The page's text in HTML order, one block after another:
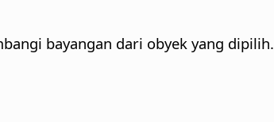
bayangan dari obyek yang dipilih.